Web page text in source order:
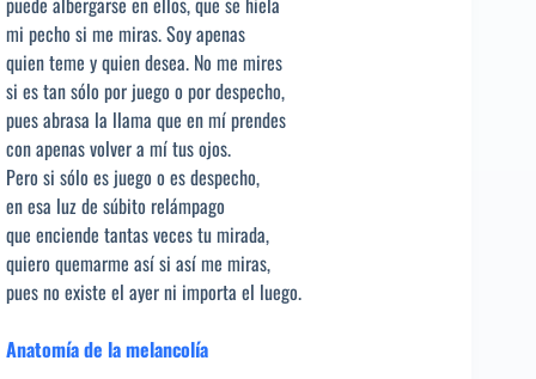
mi pecho si me miras. Soy apenas
quien teme y quien desea. No me mires
si es tan sólo por juego o por despecho,
pues abrasa la llama que en mí prendes
con apenas volver a mí tus ojos.
Pero si sólo es juego o es despecho,
en esa luz de súbito relámpago
que enciende tantas veces tu mirada,
quiero quemarme así si así me miras,
pues no existe el ayer ni importa el luego.
Anatomía de la melancolía